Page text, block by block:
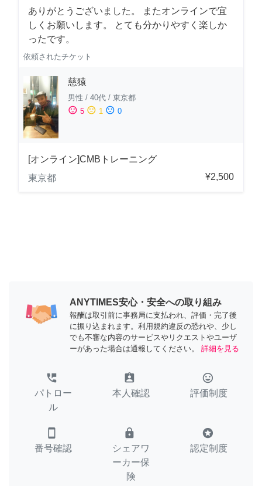
ありがとうございました。 またオンラインで宜
しくお願いします。 とても分かりやすく楽しか
ったです。
依頼されたチケット
慈猿
男性 / 40代 / 東京都
sentiment_satisfied 5 sentiment_neutral 1 sentiment_dissatisfied 0
[オンライン]CMBトレーニング
東京都
¥2,500
ANYTIMES安心・安全への取り組み
報酬は取引前に事務局に支払われ、評価・完了後
に振り込まれます。利用規約違反の恐れや、少し
でも不審な内容のサービスやリクエストやユーザ
ーがあった場合は通報してください。
詳細を見る
perm_phone_msg
パトロー
ル
assignment_ind
本人確認
tag_faces
評価制度
smartphone
番号確認
lock
シェアワ
ーカー保
険
stars
認定制度